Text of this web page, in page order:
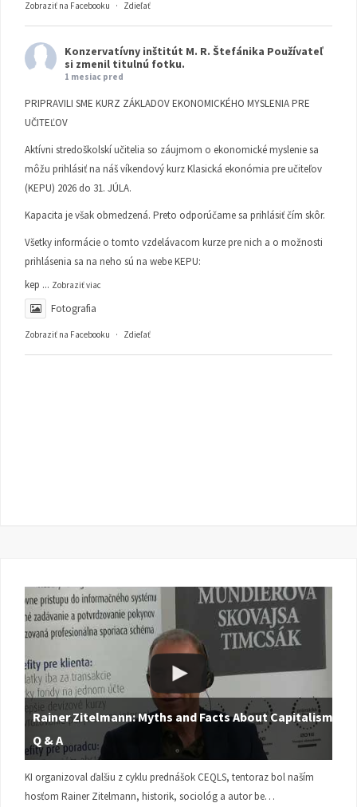
Zobraziť na Facebooku · Zdieľať
Konzervatívny inštitút M. R. Štefánika Používateľ
si zmenil titulnú fotku.
1 mesiac pred
PRIPRAVILI SME KURZ ZÁKLADOV EKONOMICKÉHO MYSLENIA PRE
UČITEĽOV
Aktívni stredoškolskí učitelia so záujmom o ekonomické myslenie sa
môžu prihlásiť na náš víkendový kurz Klasická ekonómia pre učiteľov
(KEPU) 2026 do 31. JÚLA.
Kapacita je však obmedzená. Preto odporúčame sa prihlásiť čím skôr.
Všetky informácie o tomto vzdelávacom kurze pre nich a o možnosti
prihlásenia sa na neho sú na webe KEPU:
kep ... Zobraziť viac
Fotografia
Zobraziť na Facebooku · Zdieľať
Rainer Zitelmann: Myths and Facts About Capitalism |
Q & A
KI organizoval ďalšiu z cyklu prednášok CEQLS, tentoraz bol naším
hosťom Rainer Zitelmann, historik, sociológ a autor be…